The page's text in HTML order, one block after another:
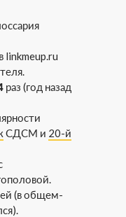
linkmeup.ru
раз (год назад
СДСМ и 20-й
(в общем-